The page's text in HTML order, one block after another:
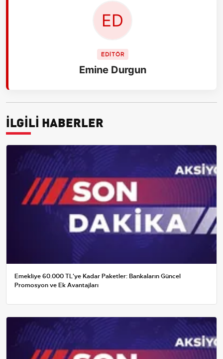
EDİTÖR
Emine Durgun
İLGİLİ HABERLER
Emekliye 60.000 TL'ye Kadar Paketler: Bankaların Güncel
Promosyon ve Ek Avantajları